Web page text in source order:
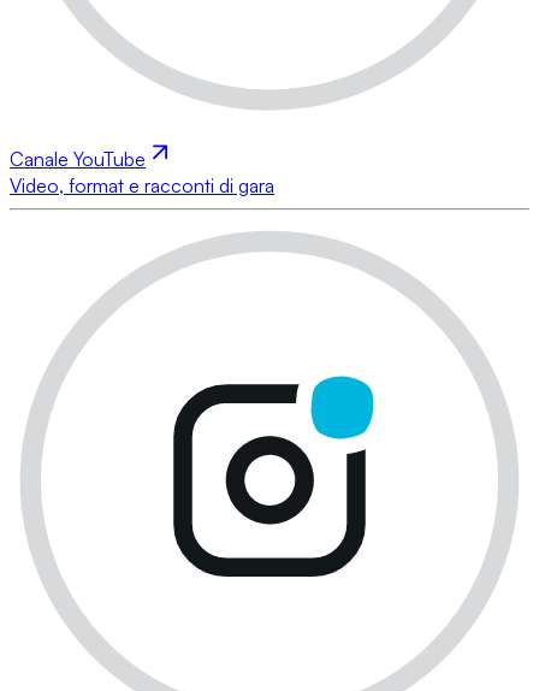
Canale YouTube
Video, format e racconti di gara